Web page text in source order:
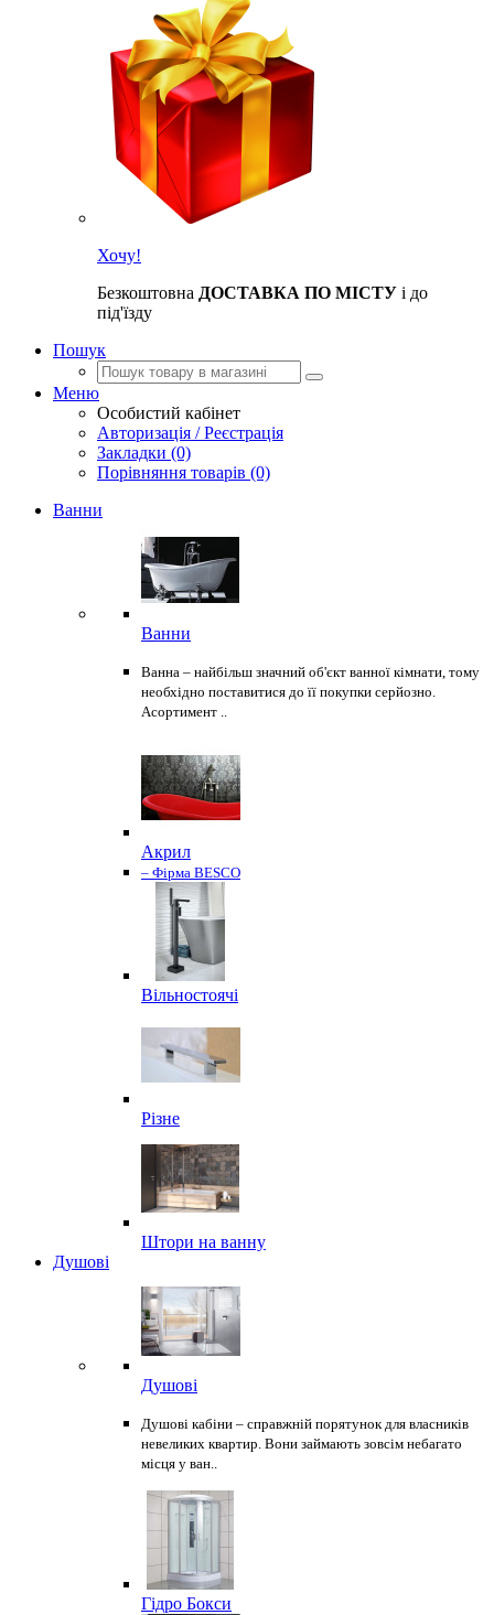
Хочу!
Безкоштовна ДОСТАВКА ПО МІСТУ і до
під'їзду
Пошук
Меню
Особистий кабінет
Авторизація / Реєстрація
Закладки (0)
Порівняння товарів (0)
Ванни
Ванни
Ванна – найбільш значний об'єкт ванної кімнати, тому
необхідно поставитися до її покупки серйозно.
Асортимент ..
Акрил
– Фірма BESCO
Вільностоячі
Різне
Штори на ванну
Душові
Душові
Душові кабіни – справжній порятунок для власників
невеликих квартир. Вони займають зовсім небагато
місця у ван..
Гідро Бокси